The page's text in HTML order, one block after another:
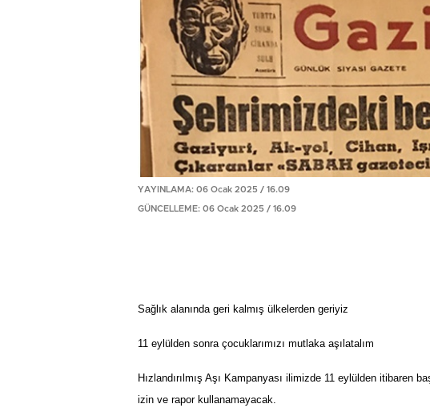
YAYINLAMA: 06 Ocak 2025 / 16.09
GÜNCELLEME: 06 Ocak 2025 / 16.09
Sağlık alanında geri kalmış ülkelerden geriyiz
11 eylülden sonra çocuklarımızı mutlaka aşılatalım
Hızlandırılmış Aşı Kampanyası ilimizde 11 eylülden itibaren
izin ve rapor kullanamayacak.